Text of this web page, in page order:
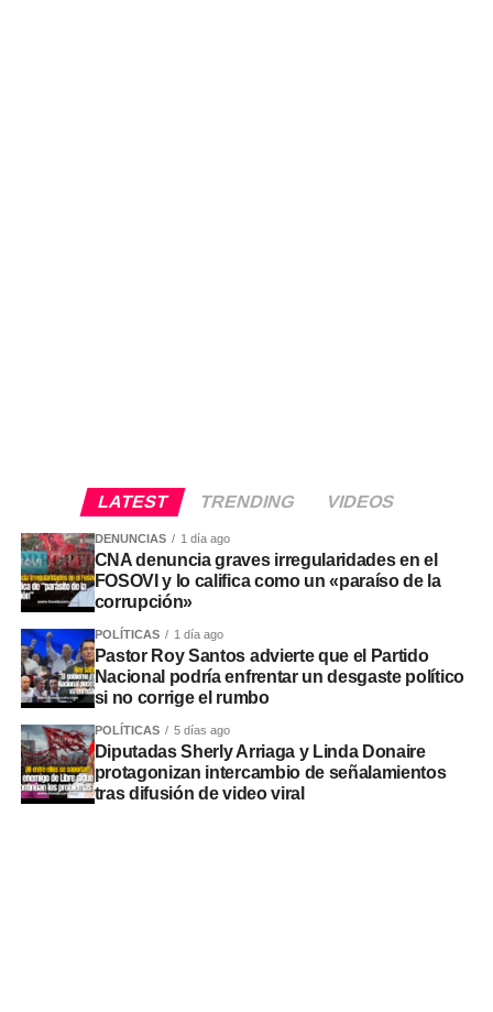
LATEST TRENDING VIDEOS
DENUNCIAS 1 día ago
CNA denuncia graves irregularidades en el
FOSOVI y lo califica como un «paraíso de la
corrupción»
POLÍTICAS 1 día ago
Pastor Roy Santos advierte que el Partido
Nacional podría enfrentar un desgaste político
si no corrige el rumbo
POLÍTICAS 5 días ago
Diputadas Sherly Arriaga y Linda Donaire
protagonizan intercambio de señalamientos
tras difusión de video viral